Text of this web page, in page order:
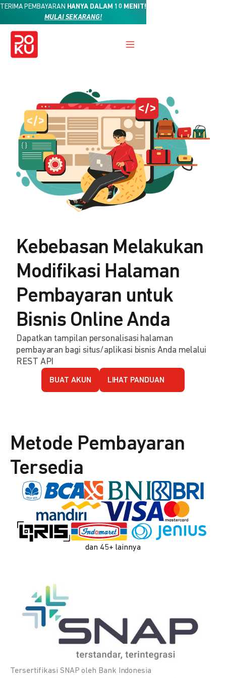
TERIMA PEMBAYARAN HANYA DALAM 10 MENIT!
MULAI SEKARANG!
Kebebasan Melakukan
Modifikasi Halaman
Pembayaran untuk
Bisnis Online Anda
Dapatkan tampilan personalisasi halaman
pembayaran bagi situs/aplikasi bisnis Anda melalui
REST API
BUAT AKUN LIHAT PANDUAN
Metode Pembayaran
Tersedia
dan 45+ lainnya
Tersertifikasi SNAP oleh Bank Indonesia